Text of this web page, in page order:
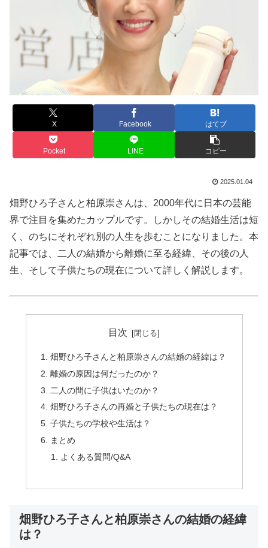
X Facebook はてブ
Pocket LINE コピー
2025.01.04
畑野ひろ子さんと柏原崇さんは、2000年代に日本の芸能
界で注目を集めたカップルです。しかしその結婚生活は短
く、のちにそれぞれ別の人生を歩むことになりました。本
記事では、二人の結婚から離婚に至る経緯、その後の人
生、そして子供たちの現在について詳しく解説します。
目次
畑野ひろ子さんと柏原崇さんの結婚の経緯は？
離婚の原因は何だったのか？
二人の間に子供はいたのか？
畑野ひろ子さんの再婚と子供たちの現在は？
子供たちの学校や生活は？
まとめ
よくある質問/Q&A
畑野ひろ子さんと柏原崇さんの結婚の経緯
は？